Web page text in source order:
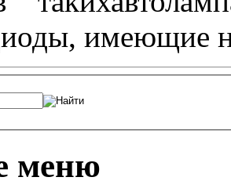
имеющие
меню